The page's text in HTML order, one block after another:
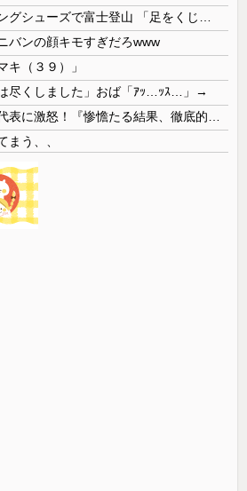
バンの顔キモすぎだろwww
キ（３９）」
尽くしました」おば「ｱｯ…ｯｽ…」→
まう、、